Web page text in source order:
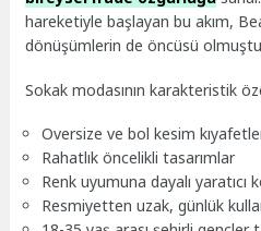
hareketiyle başlayan bu akım,
dönüşümlerin de öncüsü
Sokak modasının karakteristik
Oversize ve bol kesim
Rahatlık öncelikli tasarımlar
Renk uyumuna dayalı yaratıcı
Resmiyetten uzak, günlük